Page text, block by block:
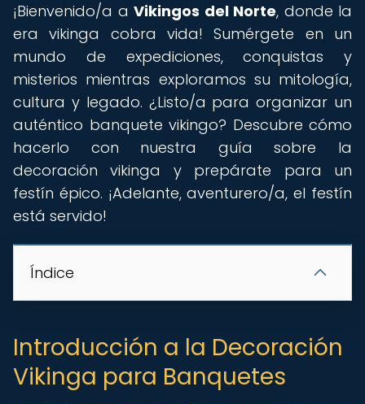
¡Bienvenido/a a Vikingos del Norte, donde la
era vikinga cobra vida! Sumérgete en un
mundo de expediciones, conquistas y
misterios mientras exploramos su mitología,
cultura y legado. ¿Listo/a para organizar un
auténtico banquete vikingo? Descubre cómo
hacerlo con nuestra guía sobre la
decoración vikinga y prepárate para un
festín épico. ¡Adelante, aventurero/a, el festín
está servido!
Índice
Introducción a la Decoración
Vikinga para Banquetes